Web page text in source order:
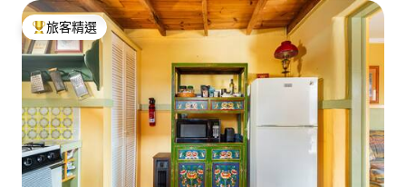
旅客精選榜首
旅客精選